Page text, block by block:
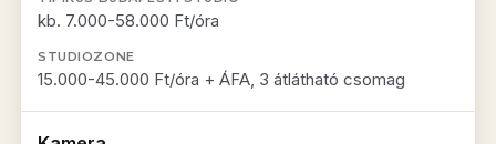
kb. 7.000-58.000 Ft/óra
15.000-45.000 Ft/óra + ÁFA, 3 átlátható csomag